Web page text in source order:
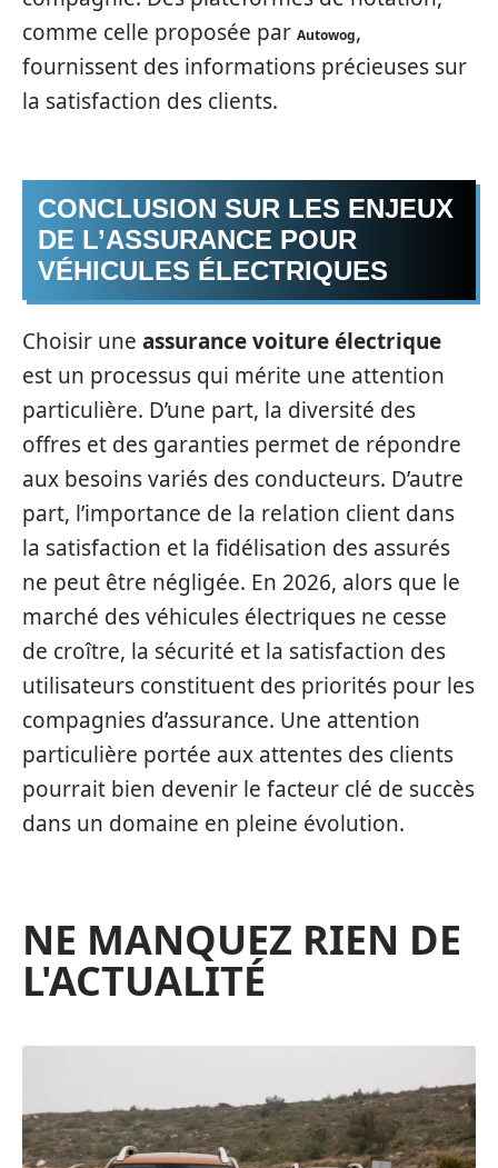
comme celle proposée par Autowog,
fournissent des informations précieuses sur
la satisfaction des clients.
CONCLUSION SUR LES ENJEUX
DE L’ASSURANCE POUR
VÉHICULES ÉLECTRIQUES
Choisir une assurance voiture électrique
est un processus qui mérite une attention
particulière. D’une part, la diversité des
offres et des garanties permet de répondre
aux besoins variés des conducteurs. D’autre
part, l’importance de la relation client dans
la satisfaction et la fidélisation des assurés
ne peut être négligée. En 2026, alors que le
marché des véhicules électriques ne cesse
de croître, la sécurité et la satisfaction des
utilisateurs constituent des priorités pour les
compagnies d’assurance. Une attention
particulière portée aux attentes des clients
pourrait bien devenir le facteur clé de succès
dans un domaine en pleine évolution.
NE MANQUEZ RIEN DE
L'ACTUALITÉ